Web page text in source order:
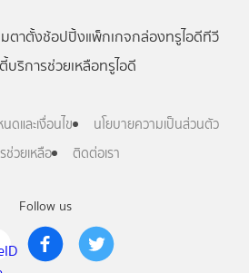
Follow us
ตาตั้งช้อปปิ้งแพ็กเกจกล่องทรูไอดีทีวี
บริการช่วยเหลือทรูไอดี
ดและเงื่อนไข
นโยบายความเป็นส่วนตัว
ช่วยเหลือ
ติดต่อเรา